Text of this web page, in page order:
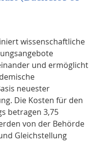
wissenschaftliche
und ermöglicht
neuester
Die Kosten für den
betragen 3,75
von der Behörde
Gleichstellung